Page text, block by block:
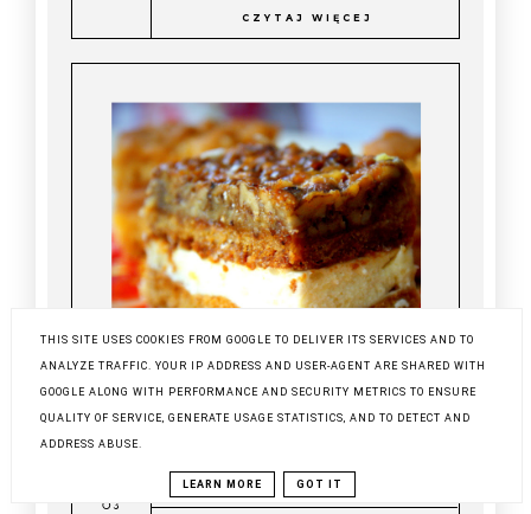
CZYTAJ WIĘCEJ
MIODOWNIK Z ORZECHAMI
THIS SITE USES COOKIES FROM GOOGLE TO DELIVER ITS SERVICES AND TO
ANALYZE TRAFFIC. YOUR IP ADDRESS AND USER-AGENT ARE SHARED WITH
GOOGLE ALONG WITH PERFORMANCE AND SECURITY METRICS TO ENSURE
QUALITY OF SERVICE, GENERATE USAGE STATISTICS, AND TO DETECT AND
ADDRESS ABUSE.
LEARN MORE GOT IT